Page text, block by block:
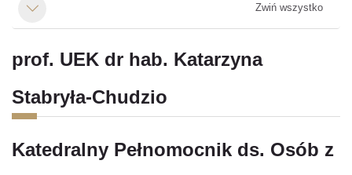
Minimalizuj Zwiń wszystko
prof. UEK dr hab. Katarzyna
Stabryła-Chudzio
Katedralny Pełnomocnik ds. Osób z